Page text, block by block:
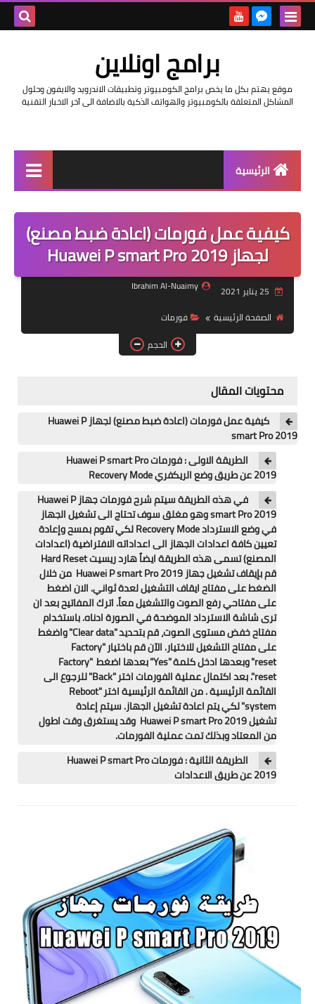
برامج اونلاين
موقع يهتم بكل ما يخص برامج الكومبيوتر وتطبيقات الاندرويد والايفون وحلول
المشاكل المتعلقة بالكومبيوتر والهواتف الذكية بالاضافة الى آخر الاخبار التقنية
الرئيسية
مراجعات
حماية
اندرويد
ويندوز
جوجل
فيسبوك
بلوجر
مقالات
العاب
تطبيقات
العملات الرقمية
كيفية عمل فورمات (اعادة ضبط مصنع)
لجهاز Huawei P smart Pro 2019
Ibrahim Al-Nuaimy
الصفحة الرئيسية
فورمات
الحجم
محتويات المقال
كيفية عمل فورمات (اعادة ضبط مصنع) لجهاز Huawei P
smart Pro 2019
الطريقة الاولى : فورمات Huawei P smart Pro
2019 عن طريق وضع الريكفري Recovery Mode
في هذه الطريقة سيتم شرح فورمات جهاز Huawei P
smart Pro 2019 وهو مغلق سوف تحتاج الى تشغيل الجهاز
في وضع الاسترداد Recovery Mode لكي تقوم بمسح وإعادة
تعيين كافة اعدادات الجهاز الى اعداداته الافتراضية (اعدادات
قم بإيقاف تشغيل جهاز Huawei P smart Pro 2019 من خلال
الضغط على مفتاح ايقاف التشغيل لعدة ثواني. الان اضغط
على مفتاحي رفع الصوت والتشغيل معاً. اترك المفاتيح بعد ان
ترى شاشة الاسترداد الموضحة في الصورة ادناه. باستخدام
مفتاح خفض مستوى الصوت، قم بتحديد "Clear data" واضغط
على مفتاح التشغيل للاختيار. الآن قم باختيار "Factory
reset" وبعدها ادخل كلمة "Yes" بعدها اضغط "Factory
reset". بعد اكتمال عملية الفورمات اختر "Back" للرجوع الى
القائمة الرئيسية . من القائمة الرئيسية اختر "Reboot
system" لكي يتم اعادة تشغيل الجهاز. سيتم إعادة
تشغيل Huawei P smart Pro 2019 وقد يستغرق وقت اطول
من المعتاد وبذلك تمت عملية الفورمات.
الطريقة الثانية : فورمات Huawei P smart Pro
2019 عن طريق الاعدادات